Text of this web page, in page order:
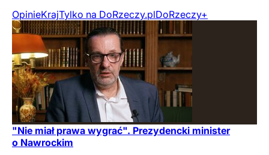
OpinieKrajTylko na DoRzeczy.plDoRzeczy+
"Nie miał prawa wygrać". Prezydencki minister
o Nawrockim